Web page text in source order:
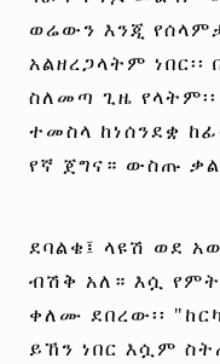
ወሬውን እንጂ
አልዘረጋላትም
ስለመጣ ጊዜ
ተመስላ ከነሰንደቋ
የኛ ጀግና። ውስጡ
ደባልቄ፤ ላዩሽ ወደ
ብሽቅ አለ። እሷ
ቀለሙ ደበረው፡፡
ይኸን ነበር እሷም